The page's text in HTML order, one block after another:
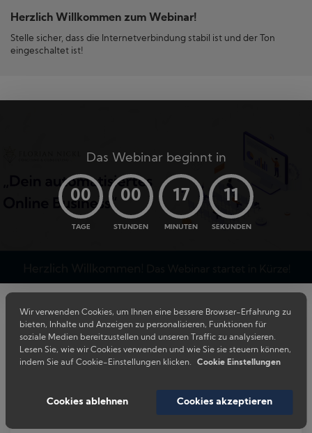
Herzlich Willkommen zum Webinar!
Stelle sicher, dass die Internetverbindung stabil ist und der Ton
eingeschaltet ist!
Das Webinar beginnt in
00
TAGE
00
STUNDEN
17
MINUTEN
11
SEKUNDEN
Wir verwenden Cookies, um Ihnen eine bessere Browser-Erfahrung zu
bieten, Inhalte und Anzeigen zu personalisieren, Funktionen für
soziale Medien bereitzustellen und unseren Traffic zu analysieren.
Lesen Sie, wie wir Cookies verwenden und wie Sie sie steuern können,
indem Sie auf Cookie-Einstellungen klicken.
Cookie Einstellungen
Cookies ablehnen Cookies akzeptieren